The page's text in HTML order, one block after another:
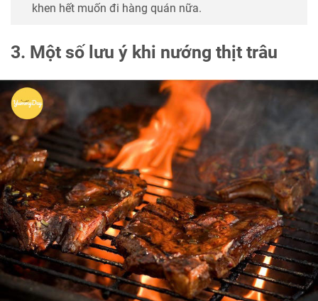
khen hết muốn đi hàng quán nữa.
3. Một số lưu ý khi nướng thịt trâu